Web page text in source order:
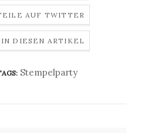
AUF TWITTER
DIESEN ARTIKEL
Stempelparty